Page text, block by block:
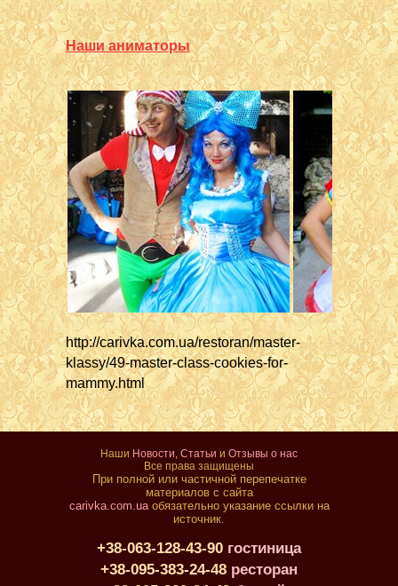
Наши аниматоры
http://carivka.com.ua/restoran/master-
klassy/49-master-class-cookies-for-
mammy.html
Наши Новости, Статьи и Отзывы о нас
Все права защищены
При полной или частичной перепечатке
материалов с сайта
carivka.com.uaобязательно указание ссылки на
источник.
+38-063-128-43-90 гостиница
+38-095-383-24-48 ресторан